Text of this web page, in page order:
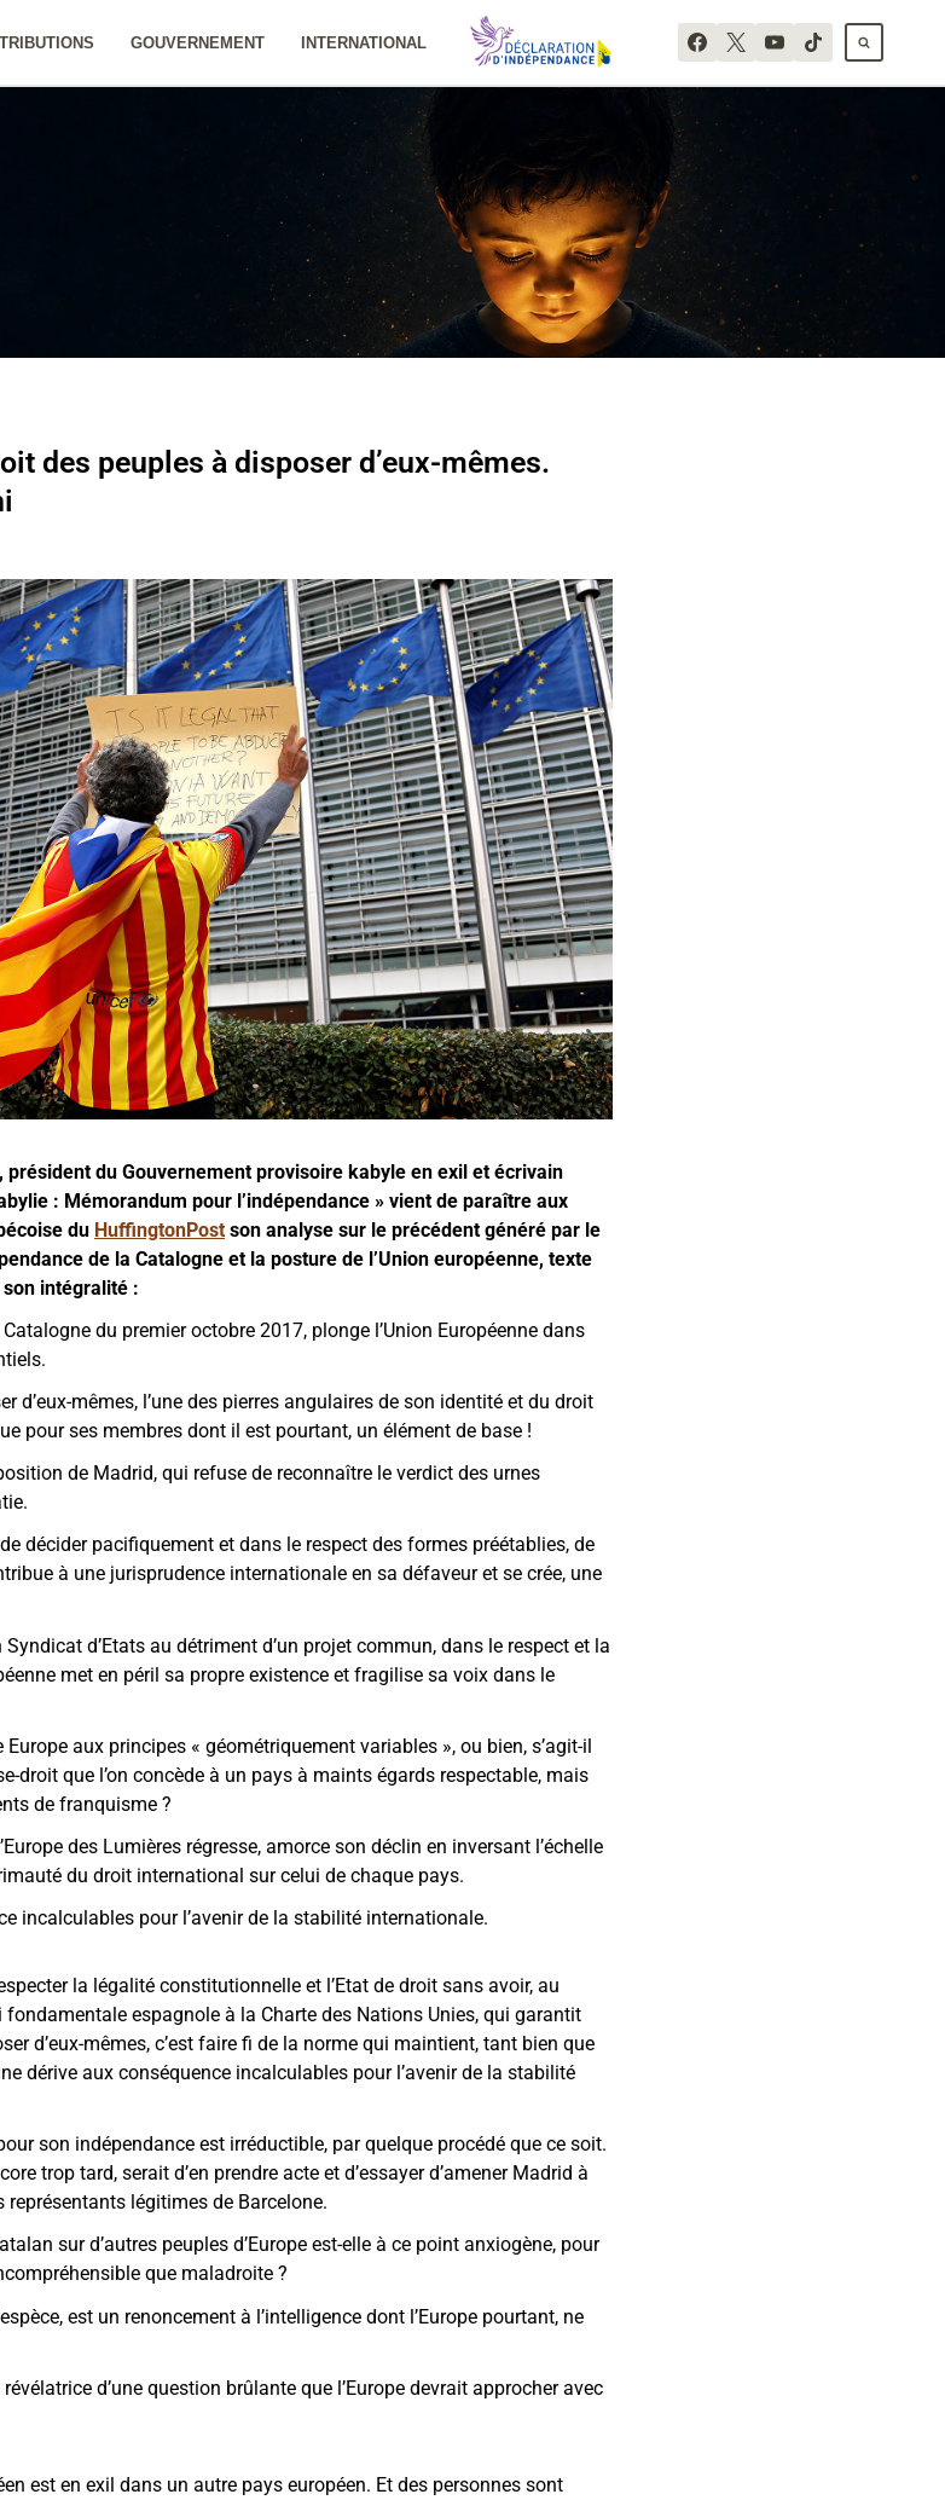
GOUVERNEMENT INTERNATIONAL
des peuples à disposer d’eux-mêmes.
président du Gouvernement provisoire kabyle en exil et écrivain
: Mémorandum pour l’indépendance » vient de paraître aux
du HuffingtonPost son analyse sur le précédent généré par le
de la Catalogne et la posture de l’Union européenne, texte
intégralité :
du premier octobre 2017, plonge l’Union Européenne dans
d’eux-mêmes, l’une des pierres angulaires de son identité et du droit
pour ses membres dont il est pourtant, un élément de base !
de Madrid, qui refuse de reconnaître le verdict des urnes
décider pacifiquement et dans le respect des formes préétablies, de
à une jurisprudence internationale en sa défaveur et se crée, une
d’Etats au détriment d’un projet commun, dans le respect et la
met en péril sa propre existence et fragilise sa voix dans le
aux principes « géométriquement variables », ou bien, s’agit-il
droit que l’on concède à un pays à maints égards respectable, mais
de franquisme ?
des Lumières régresse, amorce son déclin en inversant l’échelle
du droit international sur celui de chaque pays.
incalculables pour l’avenir de la stabilité internationale.
la légalité constitutionnelle et l’Etat de droit sans avoir, au
espagnole à la Charte des Nations Unies, qui garantit
d’eux-mêmes, c’est faire fi de la norme qui maintient, tant bien que
dérive aux conséquence incalculables pour l’avenir de la stabilité
son indépendance est irréductible, par quelque procédé que ce soit.
trop tard, serait d’en prendre acte et d’essayer d’amener Madrid à
légitimes de Barcelone.
sur d’autres peuples d’Europe est-elle à ce point anxiogène, pour
que maladroite ?
est un renoncement à l’intelligence dont l’Europe pourtant, ne
d’une question brûlante que l’Europe devrait approcher avec
est en exil dans un autre pays européen. Et des personnes sont